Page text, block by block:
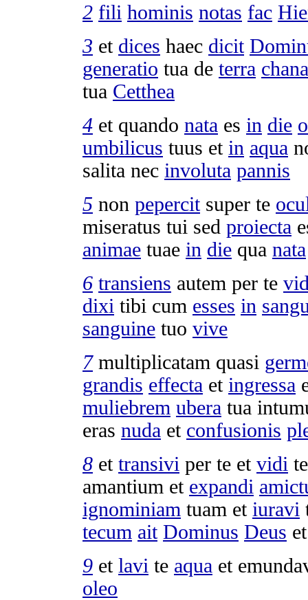
2 fili hominis notas fac
3 et dices haec dicit
generatio tua de terra
tua Cetthea
4 et quando nata es in die
umbilicus tuus et in aqua
salita nec involuta pannis
5 non pepercitsuper te
miseratus tui sed proiecta
animae tuae in die qua nata
6 transiens autem per te
dixi tibi cum esses in
sanguine tuo vive
7 multiplicatam quasi
grandis effecta et ingressa
muliebrem ubera tua
eras nuda et confusionis
8 et transivi per te et vidi
amantium et expandi
ignominiam tuam et iuravi
tecum ait Dominus Deus
9 et lavi te aqua et
oleo